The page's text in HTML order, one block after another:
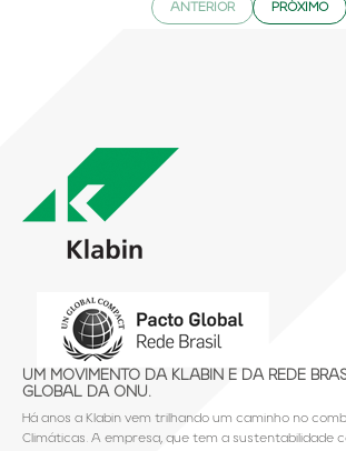
ANTERIOR PRÓXIMO
UM MOVIMENTO DA KLABIN E DA REDE
GLOBAL DA ONU.
Há anos a Klabin vem trilhando um caminho no
Climáticas. A empresa, que tem a sustentabilidade